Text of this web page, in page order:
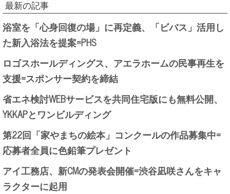
最新の記事
浴室を「心身回復の場」に再定義、「ビバス」活用し
た新入浴法を提案=PHS
ロゴスホールディングス、アエラホームの民事再生を
支援=スポンサー契約を締結
省エネ検討WEBサービスを共同住宅版にも無料公開、
YKKAPとワンビルディング
第22回「家やまちの絵本」コンクールの作品募集中=
応募者全員に色鉛筆プレゼント
アイ工務店、新CMの発表会開催=渋谷凪咲さんをキャ
ラクターに起用